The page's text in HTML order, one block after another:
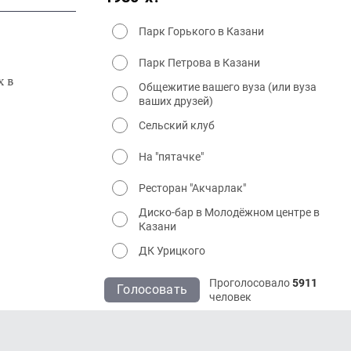
в
Парк Горького в Казани
Парк Петрова в Казани
Общежитие вашего вуза (или вуза
ваших друзей)
Сельский клуб
На "пятачке"
Ресторан "Акчарлак"
Диско-бар в Молодёжном центре в
Казани
ДК Урицкого
Голосовать Проголосовало5911
человек